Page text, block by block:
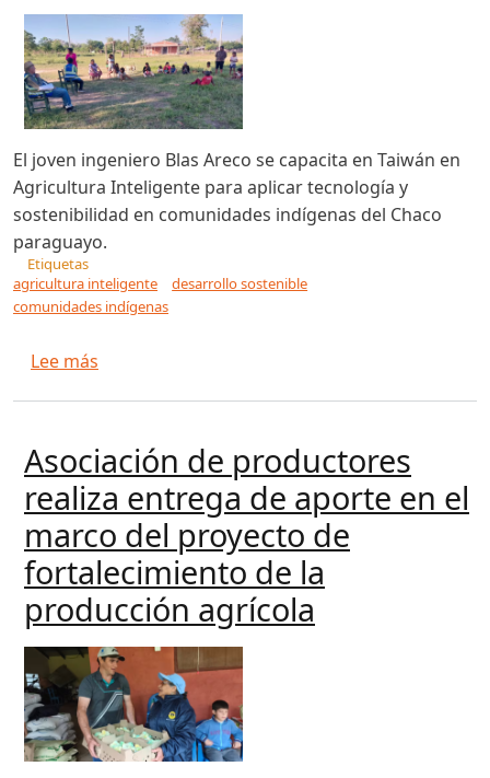
El joven ingeniero Blas Areco se capacita en Taiwán en
Agricultura Inteligente para aplicar tecnología y
sostenibilidad en comunidades indígenas del Chaco
paraguayo.
Etiquetas
agricultura inteligente
desarrollo sostenible
comunidades indígenas
Lee más
Asociación de productores
realiza entrega de aporte en el
marco del proyecto de
fortalecimiento de la
producción agrícola